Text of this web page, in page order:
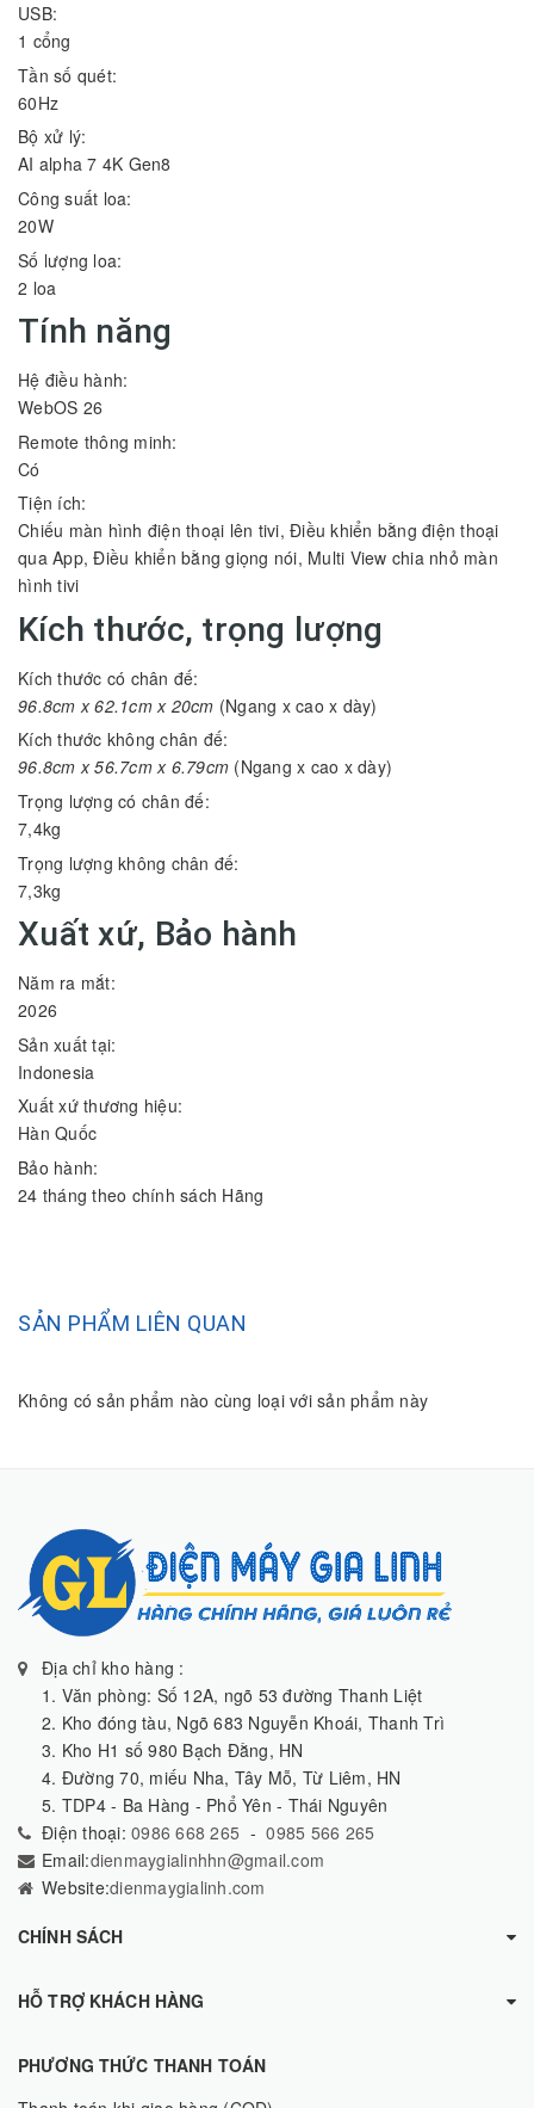
USB:
1 cổng
Tần số quét:
60Hz
Bộ xử lý:
AI alpha 7 4K Gen8
Công suất loa:
20W
Số lượng loa:
2 loa
Tính năng
Hệ điều hành:
WebOS 26
Remote thông minh:
Có
Tiện ích:
Chiếu màn hình điện thoại lên tivi, Điều khiển bằng điện thoại
qua App, Điều khiển bằng giọng nói, Multi View chia nhỏ màn
hình tivi
Kích thước, trọng lượng
Kích thước có chân đế:
96.8cm x 62.1cm x 20cm (Ngang x cao x dày)
Kích thước không chân đế:
96.8cm x 56.7cm x 6.79cm (Ngang x cao x dày)
Trọng lượng có chân đế:
7,4kg
Trọng lượng không chân đế:
7,3kg
Xuất xứ, Bảo hành
Năm ra mắt:
2026
Sản xuất tại:
Indonesia
Xuất xứ thương hiệu:
Hàn Quốc
Bảo hành:
24 tháng theo chính sách Hãng
SẢN PHẨM LIÊN QUAN
Không có sản phẩm nào cùng loại với sản phẩm này
Địa chỉ kho hàng :
1. Văn phòng: Số 12A, ngõ 53 đường Thanh Liệt
2. Kho đóng tàu, Ngõ 683 Nguyễn Khoái, Thanh Trì
3. Kho H1 số 980 Bạch Đằng, HN
4. Đường 70, miếu Nha, Tây Mỗ, Từ Liêm, HN
5. TDP4 - Ba Hàng - Phổ Yên - Thái Nguyên
Điện thoại: 0986 668 265 -0985 566 265
Email:dienmaygialinhhn@gmail.com
Website:dienmaygialinh.com
CHÍNH SÁCH
HỖ TRỢ KHÁCH HÀNG
PHƯƠNG THỨC THANH TOÁN